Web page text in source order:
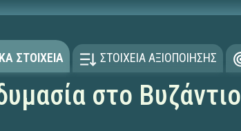
ΣΤΟΙΧΕΙΑ ΣΤΟΙΧΕΙΑ ΑΞΙΟΠΟΙΗΣΗΣ
στο Βυζάντιο